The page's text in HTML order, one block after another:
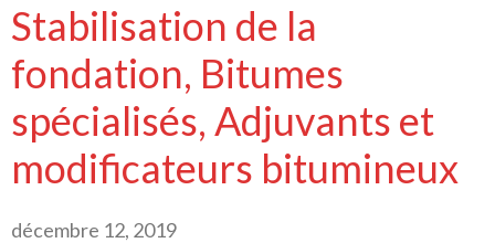
Stabilisation de la
fondation, Bitumes
spécialisés, Adjuvants et
modificateurs bitumineux
décembre 12, 2019